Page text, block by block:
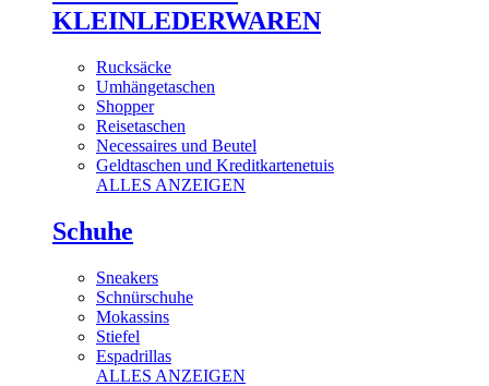
KLEINLEDERWAREN
Rucksäcke
Umhängetaschen
Shopper
Reisetaschen
Necessaires und Beutel
Geldtaschen und Kreditkartenetuis
ALLES ANZEIGEN
Schuhe
Sneakers
Schnürschuhe
Mokassins
Stiefel
Espadrillas
ALLES ANZEIGEN